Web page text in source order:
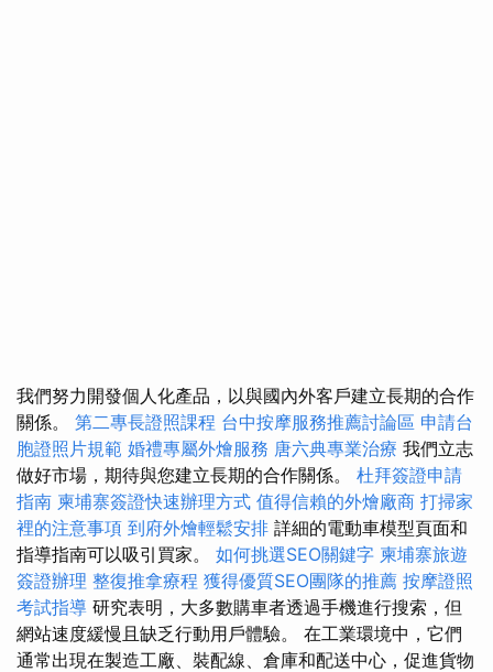
我們努力開發個人化產品，以與國內外客戶建立長期的合作
關係。 第二專長證照課程 台中按摩服務推薦討論區 申請台
胞證照片規範 婚禮專屬外燴服務 唐六典專業治療 我們立志
做好市場，期待與您建立長期的合作關係。 杜拜簽證申請
指南 柬埔寨簽證快速辦理方式 值得信賴的外燴廠商 打掃家
裡的注意事項 到府外燴輕鬆安排 詳細的電動車模型頁面和
指導指南可以吸引買家。 如何挑選SEO關鍵字 柬埔寨旅遊
簽證辦理 整復推拿療程 獲得優質SEO團隊的推薦 按摩證照
考試指導 研究表明，大多數購車者透過手機進行搜索，但
網站速度緩慢且缺乏行動用戶體驗。 在工業環境中，它們
通常出現在製造工廠、裝配線、倉庫和配送中心，促進貨物